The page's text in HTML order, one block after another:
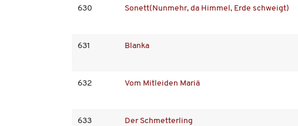
630 Sonett(Nunmehr, da Himmel, Erde schweigt)
631 Blanka
632 Vom Mitleiden Mariä
633 Der Schmetterling